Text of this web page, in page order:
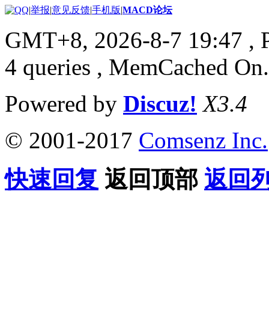
|举报|意见反馈|手机版|MACD论坛
GMT+8, 2026-8-7 19:47 ,
4 queries , MemCached On.
Powered by Discuz! X3.4
© 2001-2017 Comsenz Inc.
快速回复 返回顶部 返回